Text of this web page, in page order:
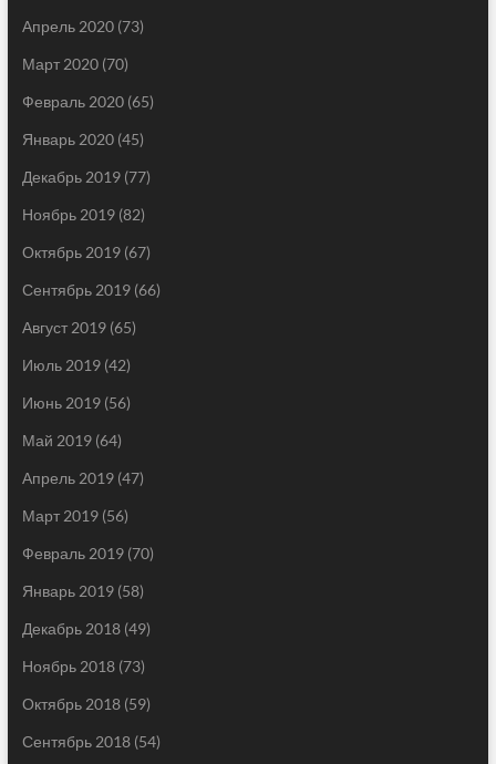
Апрель 2020(73)
Март 2020(70)
Февраль 2020(65)
Январь 2020(45)
Декабрь 2019(77)
Ноябрь 2019(82)
Октябрь 2019(67)
Сентябрь 2019(66)
Август 2019(65)
Июль 2019(42)
Июнь 2019(56)
Май 2019(64)
Апрель 2019(47)
Март 2019(56)
Февраль 2019(70)
Январь 2019(58)
Декабрь 2018(49)
Ноябрь 2018(73)
Октябрь 2018(59)
Сентябрь 2018(54)